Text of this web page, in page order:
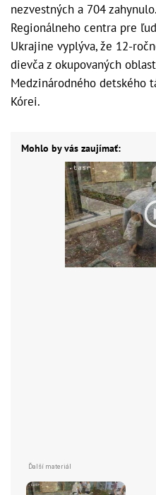
nezvestných a 704
Regionálneho centra pre
Ukrajine vyplýva, že 12-
dievča z okupovaných
Medzinárodného detského
Kórei.
Mohlo by vás zaujímať: